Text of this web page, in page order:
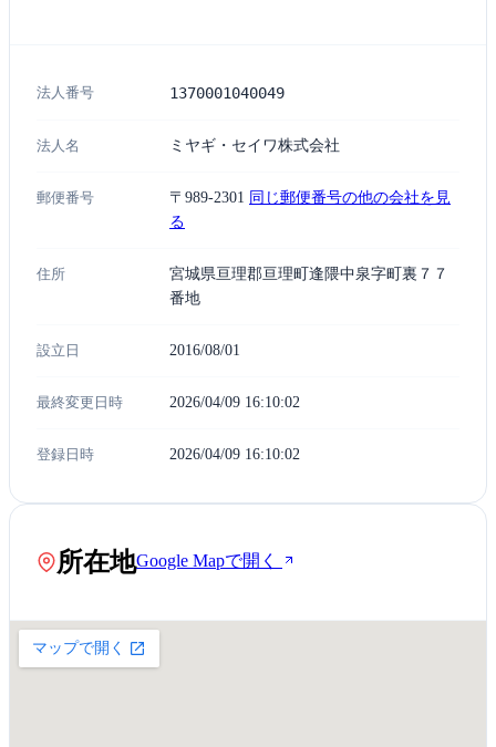
法人番号 1370001040049
法人名 ミヤギ・セイワ株式会社
郵便番号 〒989-2301 同じ郵便番号の他の会社を見
る
住所
宮城県亘理郡亘理町逢隈中泉字町裏７７
番地
設立日 2016/08/01
最終変更日時 2026/04/09 16:10:02
登録日時 2026/04/09 16:10:02
所在地Google Mapで開く